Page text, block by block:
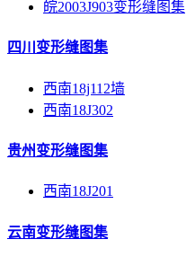
皖2003J903变形缝图集
四川变形缝图集
西南18j112墙
西南18J302
贵州变形缝图集
西南18J201
云南变形缝图集